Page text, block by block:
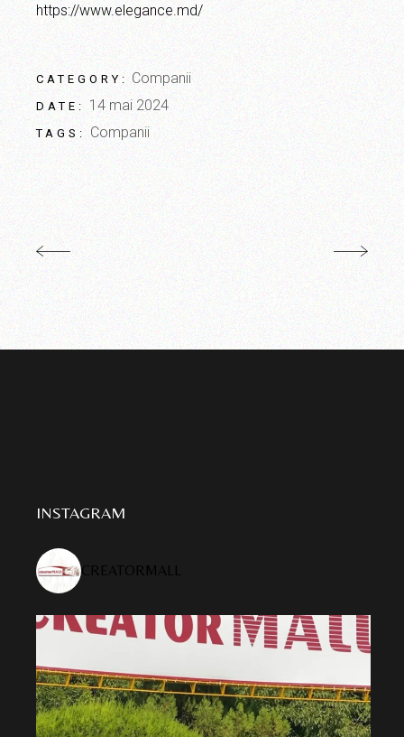
https://www.elegance.md/
CATEGORY: Companii
DATE: 14 mai 2024
TAGS: Companii
INSTAGRAM
CREATORMALL